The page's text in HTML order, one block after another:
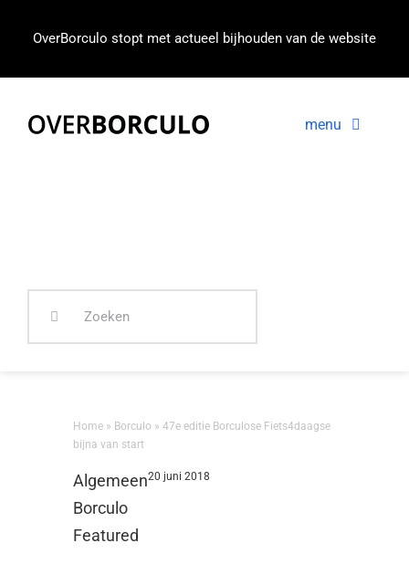
OverBorculo stopt met actueel bijhouden van de website
menu
Home » Borculo »47e editie Borculose Fiets4daagse
bijna van start
Algemeen
Borculo
Featured
20 juni 2018